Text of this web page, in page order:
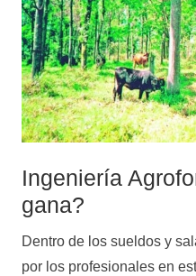
Ingeniería
gana?
Dentro de los sueldos y
por los profesionales en